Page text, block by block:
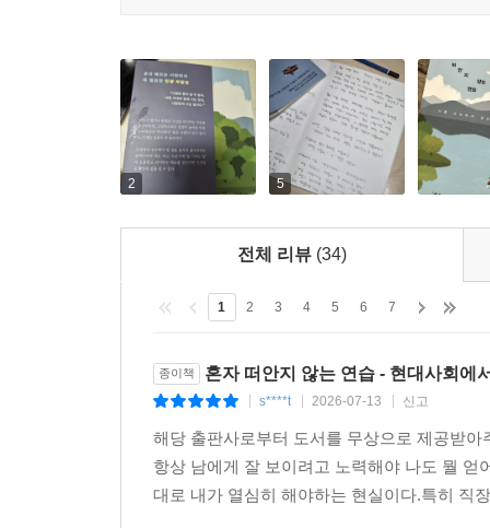
2 5
전체 리뷰 (34)
1 2 3 4 5 6 7
종이책 혼자 떠안지 않는 연습 - 현대사회에
s****t 2026-07-13 신고
해당 출판사로부터 도서를 무상으로 제공받
항상 남에게 잘 보이려고 노력해야 나도 뭘
대로 내가 열심히 해야하는 현실이다.특히 직